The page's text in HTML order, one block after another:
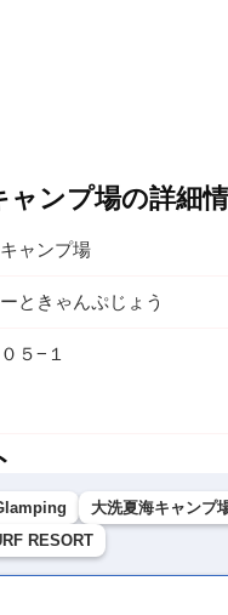
ンプ場の詳細
ャンプ場
ときゃんぷじょう
５−１
大洗夏海キャンプ
RESORT